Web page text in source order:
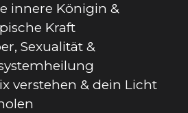
innere Königin &
Kraft
Sexualität &
verstehen & dein Licht